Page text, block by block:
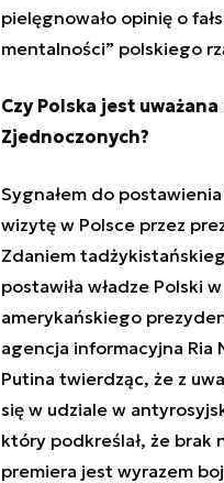
pielęgnowało opinię o
mentalności” polskiego
Czy Polska jest
Zjednoczonych?
Sygnałem do
wizytę w Polsce przez
Zdaniem
postawiła władze Polski
amerykańskiego
agencja informacyjna Ria
Putina twierdząc, że z
się w udziale w
który podkreślał, że
premiera jest wyrazem